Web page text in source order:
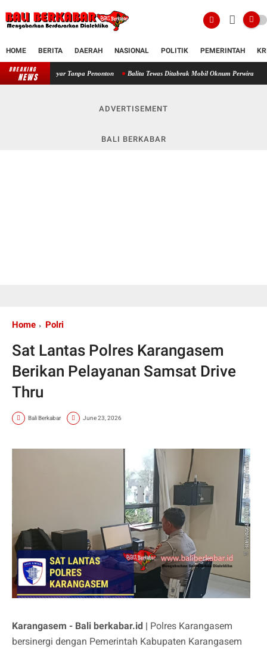
HOME BERITA DAERAH NASIONAL POLITIK PEMERINTAH
BREAKING
NEWS
Tanpa Penonton Balita Tewas Ditabrak Mobil Oknum Perwira Polisi, Keluarga
ADVERTISEMENT
BALI BERKABAR
Home Polri
Sat Lantas Polres Karangasem
Berikan Pelayanan Samsat Drive
Thru
Bali Berkabar June 23, 2026
Karangasem - Bali berkabar.id | Polres Karangasem
bersinergi dengan Pemerintah Kabupaten Karangasem